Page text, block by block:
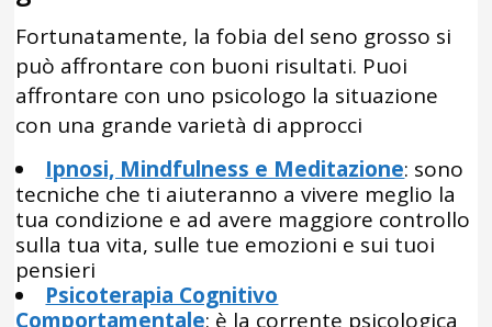
Fortunatamente, la fobia del seno grosso si
può affrontare con buoni risultati. Puoi
affrontare con uno psicologo la situazione
con una grande varietà di approcci
Ipnosi, Mindfulness e Meditazione: sono
tecniche che ti aiuteranno a vivere meglio la
tua condizione e ad avere maggiore controllo
sulla tua vita, sulle tue emozioni e sui tuoi
pensieri
Psicoterapia Cognitivo
Comportamentale: è la corrente psicologica